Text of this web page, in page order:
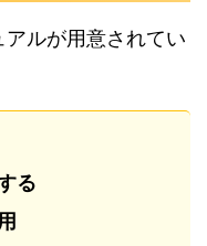
アルが用意されてい
る